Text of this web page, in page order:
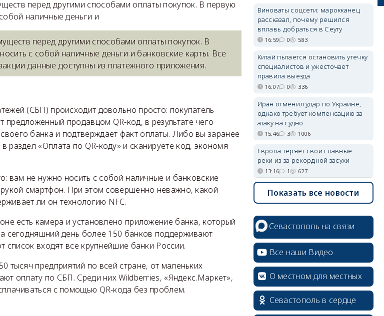
перед другими способами оплаты покупок. В первую
наличные деньги и
перед другими способами оплаты покупок. В
с собой наличные деньги и банковские карты. Все
данные доступны из платежного приложения.
(СБП) происходит довольно просто: покупатель
предложенный продавцом QR-код, в результате чего
банка и подтверждает факт оплаты. Либо вы заранее
раздел «Оплата по QR-коду» и сканируете код, экономя
вам не нужно носить с собой наличные и банковские
смартфон. При этом совершенно неважно, какой
ли он технологию NFC.
есть камера и установлено приложение банка, который
сегодняшний день более 150 банков поддерживают
список входят все крупнейшие банки России.
тысяч предприятий по всей стране, от маленьких
оплату по СБП. Среди них Wildberries, «Яндекс.Маркет»,
с помощью QR-кода без проблем.
Виноваты соцсети: марокканец
рассказал, почему решился
вплавь добраться в Сеуту
16:59 0 583
Китай пытается остановить утечку
специалистов и ужесточает
правила выезда
16:07 0 336
Иран отменил удар по Украине,
однако требует компенсацию за
атаку на судно
15:46 3 1006
Европа теряет свои главные
реки из-за рекордной засухи
13:16 1 627
Показать все новости
Севастополь на связи
Все наши Видео
О местном для местных
Севастополь в сердце